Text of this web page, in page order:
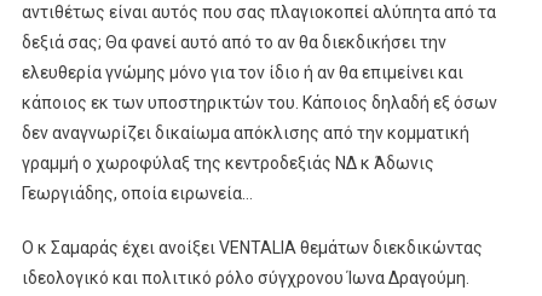
αντιθέτως είναι αυτός που σας πλαγιοκοπεί αλύπητα από τα
δεξιά σας; Θα φανεί αυτό από το αν θα διεκδικήσει την
ελευθερία γνώμης μόνο για τον ίδιο ή αν θα επιμείνει και
κάποιος εκ των υποστηρικτών του. Κάποιος δηλαδή εξ όσων
δεν αναγνωρίζει δικαίωμα απόκλισης από την κομματική
γραμμή ο χωροφύλαξ της κεντροδεξιάς ΝΔ κ Άδωνις
Γεωργιάδης, οποία ειρωνεία…
Ο κ Σαμαράς έχει ανοίξει VENTALIA θεμάτων διεκδικώντας
ιδεολογικό και πολιτικό ρόλο σύγχρονου Ίωνα Δραγούμη.